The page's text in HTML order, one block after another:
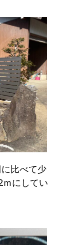
比べて少
ｍにしてい